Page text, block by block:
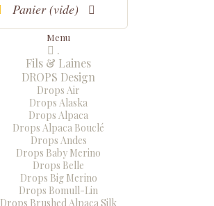
Panier (vide)
Menu
.
Fils & Laines
DROPS Design
Drops Air
Drops Alaska
Drops Alpaca
Drops Alpaca Bouclé
Drops Andes
Drops Baby Merino
Drops Belle
Drops Big Merino
Drops Bomull-Lin
Drops Brushed Alpaca Silk